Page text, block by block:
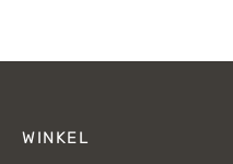
WINKEL